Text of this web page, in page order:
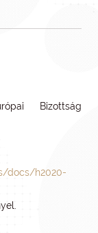
Bizottság
docs/h2020-